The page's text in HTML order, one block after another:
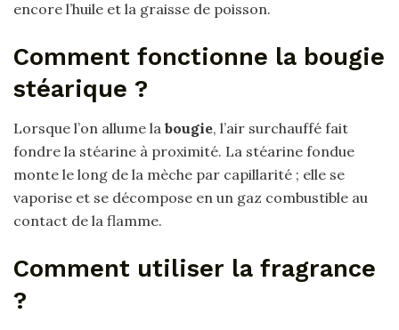
encore l’huile et la graisse de poisson.
Comment fonctionne la bougie
stéarique ?
Lorsque l’on allume la bougie, l’air surchauffé fait
fondre la stéarine à proximité. La stéarine fondue
monte le long de la mèche par capillarité ; elle se
vaporise et se décompose en un gaz combustible au
contact de la flamme.
Comment utiliser la fragrance
?